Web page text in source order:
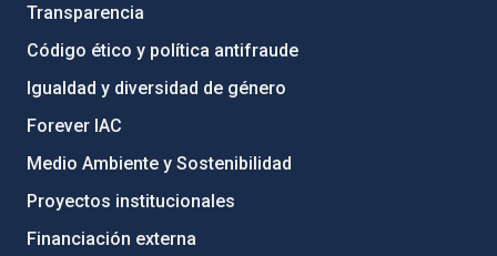
Transparencia
Código ético y política antifraude
Igualdad y diversidad de género
Forever IAC
Medio Ambiente y Sostenibilidad
Proyectos institucionales
Financiación externa